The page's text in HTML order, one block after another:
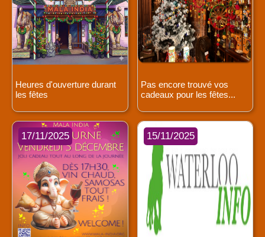
Heures d'ouverture durant
les fêtes
Pas encore trouvé vos
cadeaux pour les fêtes...
17/11/2025 15/11/2025